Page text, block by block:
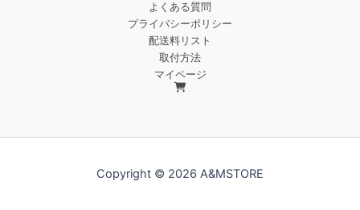
よくある質問
プライバシーポリシー
配送料リスト
取付方法
マイページ
Copyright © 2026 A&MSTORE